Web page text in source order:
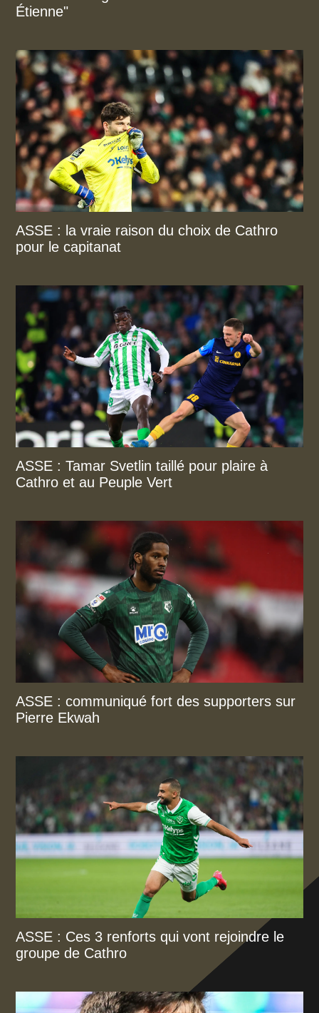
Étienne"
ASSE : la vraie raison du choix de Cathro
pour le capitanat
ASSE : Tamar Svetlin taillé pour plaire à
Cathro et au Peuple Vert
ASSE : communiqué fort des supporters sur
Pierre Ekwah
ASSE : Ces 3 renforts qui vont rejoindre le
groupe de Cathro